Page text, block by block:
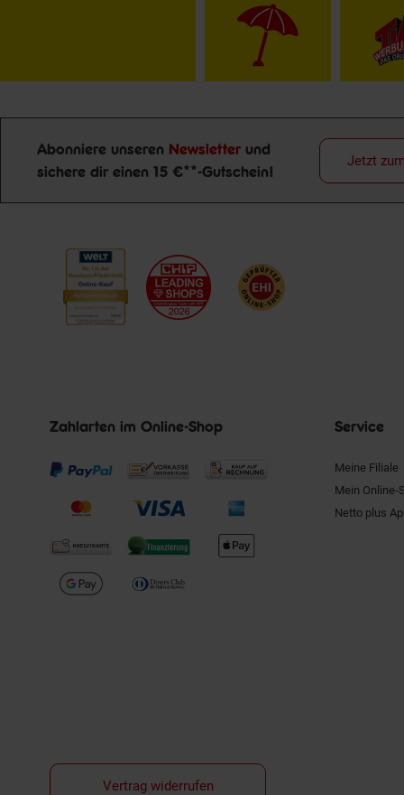
Newsletter Anmeldung
Abonniere unseren Newsletter und
sichere dir einen 15 €**-Gutschein!
Jetzt
Zahlarten im Online-Shop Service
Meine Filiale
Mein Online-
Netto plus
Vertrag widerrufen